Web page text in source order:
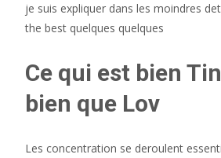
je suis expliquer dans les moindres
the best quelques quelques
Ce qui est bien
bien que Lov
Les concentration se deroulent